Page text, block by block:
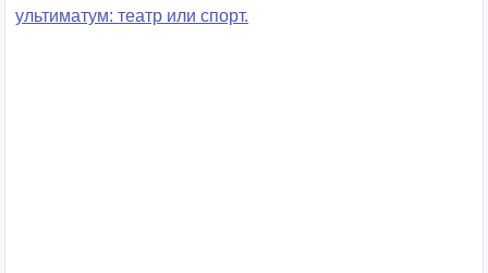
ультиматум: театр или спорт.